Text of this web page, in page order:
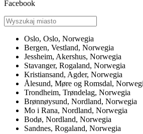
Facebook
Oslo, Oslo, Norwegia
Bergen, Vestland, Norwegia
Jessheim, Akershus, Norwegia
Stavanger, Rogaland, Norwegia
Kristiansand, Agder, Norwegia
Ålesund, Møre og Romsdal,
Trondheim, Trøndelag, Norwegia
Brønnøysund, Nordland, Norwegia
Mo i Rana, Nordland, Norwegia
Bodø, Nordland, Norwegia
Sandnes, Rogaland, Norwegia